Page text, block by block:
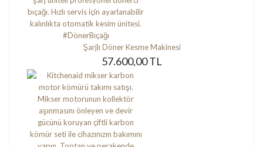
Şarjlı Döner Kesme Makinesi
57.600,00 TL